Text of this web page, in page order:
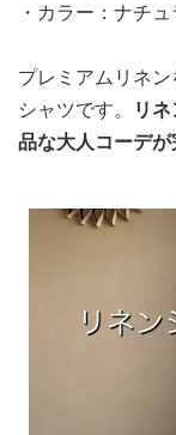
・カラー：ナチ
プレミアムリネ
シャツです。
リ
品な大人コーデが